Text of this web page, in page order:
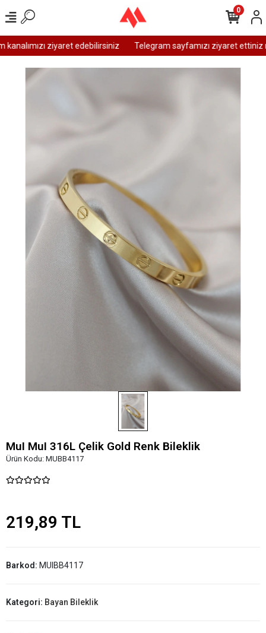
ziyaret edebilirsiniz Telegram sayfamızı ziyaret ettiniz
0
MuI MuI 316L Çelik Gold Renk Bileklik
Ürün Kodu: MUBB4117
219,89 TL
Barkod: MUIBB4117
Kategori: Bayan Bileklik